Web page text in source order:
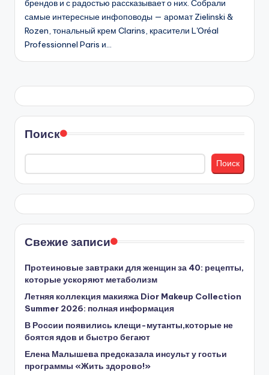
брендов и с радостью рассказывает о них. Собрали
самые интересные инфоповоды — аромат Zielinski &
Rozen, тональный крем Clarins, красители L'Oréal
Professionnel Paris и…
Поиск
Поиск
Свежие записи
Протеиновые завтраки для женщин за 40: рецепты,
которые ускоряют метаболизм
Летняя коллекция макияжа Dior Makeup Collection
Summer 2026: полная информация
В России появились клещи-мутанты,которые не
боятся ядов и быстро бегают
Елена Малышева предсказала инсульт у гостьи
программы «Жить здорово!»